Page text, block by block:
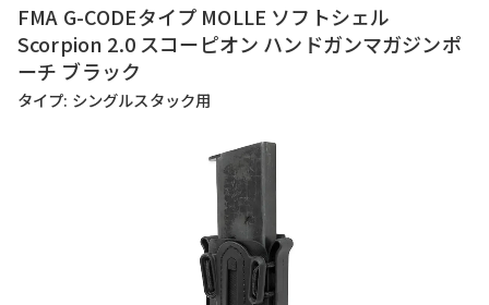
FMA G-CODEタイプ MOLLE ソフトシェル
Scorpion 2.0 スコーピオン ハンドガンマガジンポ
ーチ ブラック
タイプ: シングルスタック用